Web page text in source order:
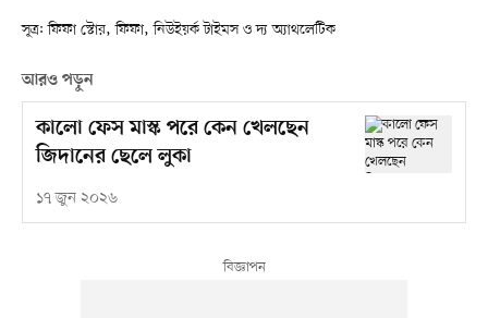
সূত্র: ফিফা স্টোর, ফিফা, নিউইয়র্ক টাইমস ও দ্য অ্যাথলেটিক
আরও পড়ুন
কালো ফেস মাস্ক পরে কেন খেলছেন
জিদানের ছেলে লুকা
১৭ জুন ২০২৬